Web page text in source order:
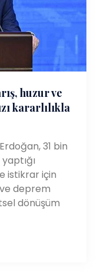
huzur ve
kararlılıkla
31 bin
istikrar için
deprem
dönüşüm